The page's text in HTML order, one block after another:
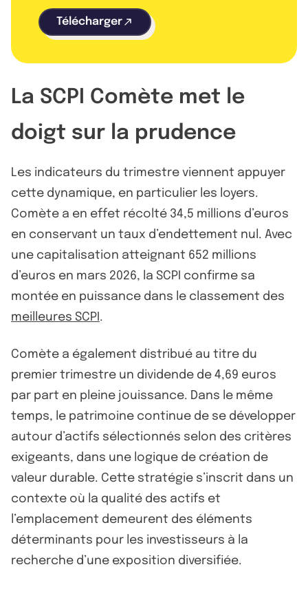
Télécharger
La SCPI Comète met le
doigt sur la prudence
Les indicateurs du trimestre viennent appuyer
cette dynamique, en particulier les loyers.
Comète a en effet récolté 34,5 millions d’euros
en conservant un taux d’endettement nul. Avec
une capitalisation atteignant 652 millions
d’euros en mars 2026, la SCPI confirme sa
montée en puissance dans le classement des
meilleures SCPI .
Comète a également distribué au titre du
premier trimestre un dividende de 4,69 euros
par part en pleine jouissance. Dans le même
temps, le patrimoine continue de se développer
autour d’actifs sélectionnés selon des critères
exigeants, dans une logique de création de
valeur durable. Cette stratégie s’inscrit dans un
contexte où la qualité des actifs et
l’emplacement demeurent des éléments
déterminants pour les investisseurs à la
recherche d’une exposition diversifiée.